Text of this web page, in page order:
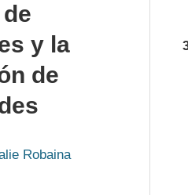
y la
de
Robaina